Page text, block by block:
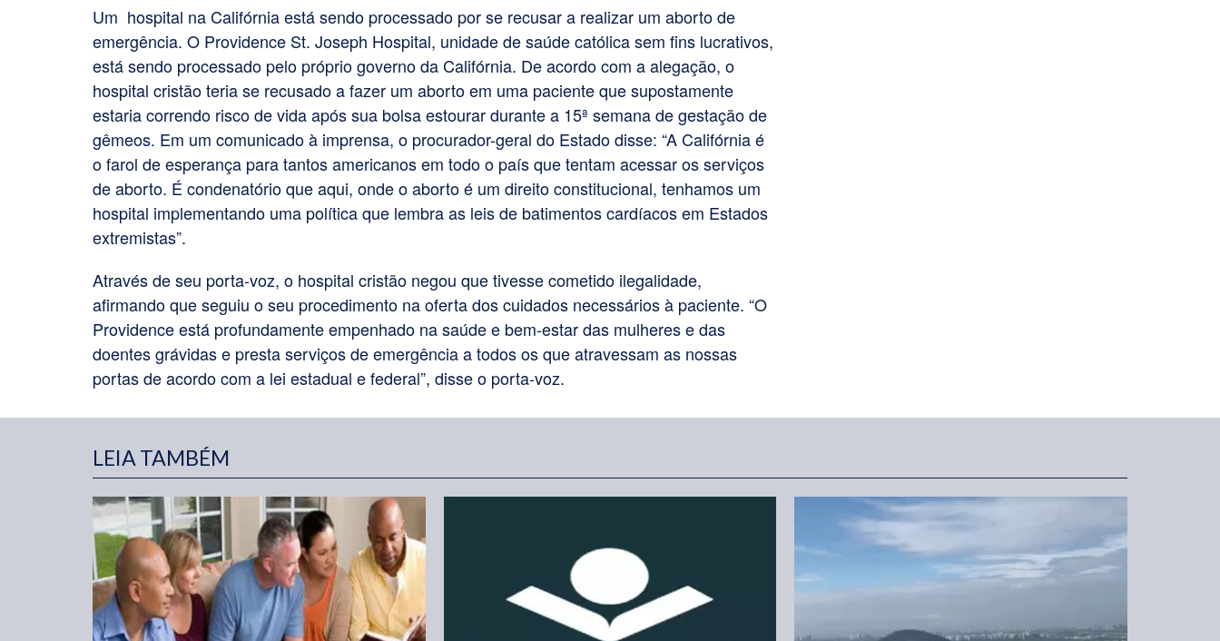
para
cima
ou
para
baixo
para
aumentar
ou
diminuir
Um hospital na Califórnia está sendo processado por se recusar a realizar um aborto de
emergência. O Providence St. Joseph Hospital, unidade de saúde católica sem fins lucrativos,
está sendo processado pelo próprio governo da Califórnia. De acordo com a alegação, o
hospital cristão teria se recusado a fazer um aborto em uma paciente que supostamente
estaria correndo risco de vida após sua bolsa estourar durante a 15ª semana de gestação de
gêmeos. Em um comunicado à imprensa, o procurador-geral do Estado disse: “A Califórnia é
o farol de esperança para tantos americanos em todo o país que tentam acessar os serviços
de aborto. É condenatório que aqui, onde o aborto é um direito constitucional, tenhamos um
hospital implementando uma política que lembra as leis de batimentos cardíacos em Estados
extremistas”.
Através de seu porta-voz, o hospital cristão negou que tivesse cometido ilegalidade,
afirmando que seguiu o seu procedimento na oferta dos cuidados necessários à paciente. “O
Providence está profundamente empenhado na saúde e bem-estar das mulheres e das
doentes grávidas e presta serviços de emergência a todos os que atravessam as nossas
portas de acordo com a lei estadual e federal”, disse o porta-voz.
LEIA TAMBÉM